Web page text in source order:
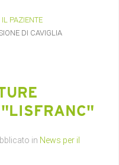
IL PAZIENTE
DI CAVIGLIA
in News per il